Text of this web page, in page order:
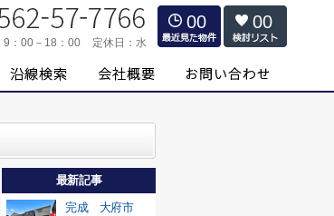
9：00－18：00 定休日： 水
00 00
最新記事
完成 大府市